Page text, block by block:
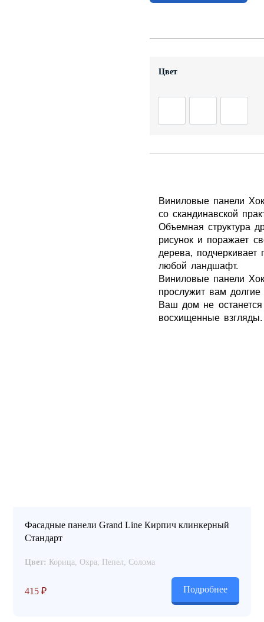
ОГРАЖДЕНИЯ ИЗ 3D
Цвет
Виниловые панели
со скандинавской
Объемная структура
рисунок и поражает
дерева,
любой ландшафт.
Виниловые панели
прослужит вам долгие
Ваш дом не останется
восхищенные взгляды.
Фасадные панели Grand Line Кирпич клинкерный
Стандарт
Цвет: Корица, Охра, Пепел, Солома
415₽ Подробнее